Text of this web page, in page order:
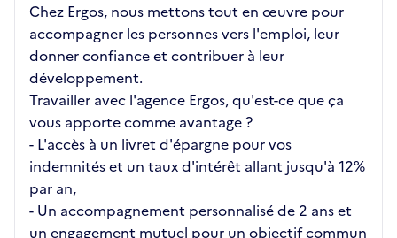
Chez Ergos, nous mettons tout en œuvre pour
accompagner les personnes vers l'emploi, leur
donner confiance et contribuer à leur
développement.
Travailler avec l'agence Ergos, qu'est-ce que ça
vous apporte comme avantage ?
- L'accès à un livret d'épargne pour vos
indemnités et un taux d'intérêt allant jusqu'à 12%
par an,
- Un accompagnement personnalisé de 2 ans et
un engagement mutuel pour un objectif commun